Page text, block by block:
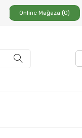
Online Mağaza (0)